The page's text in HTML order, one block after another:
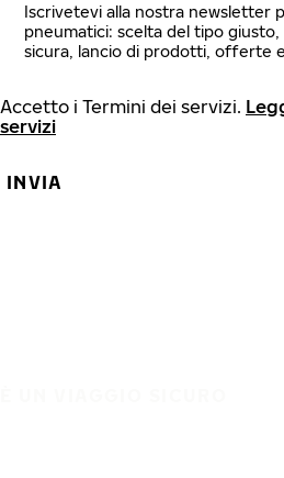
Iscrivetevi alla nostra newsletter
pneumatici: scelta del tipo
sicura, lancio di prodotti, offerte
Accetto i Termini dei servizi.
servizi
INVIA